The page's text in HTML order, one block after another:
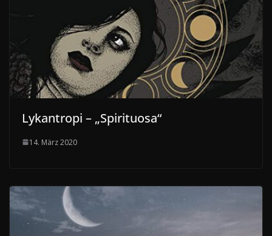
Lykantropi – „Spirituosa“
14. März 2020